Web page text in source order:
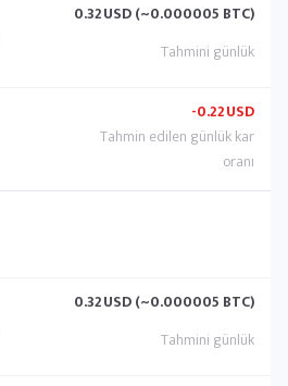
0.32USD (~0.000005 BTC)
-0.22USD
0.32USD (~0.000005 BTC)